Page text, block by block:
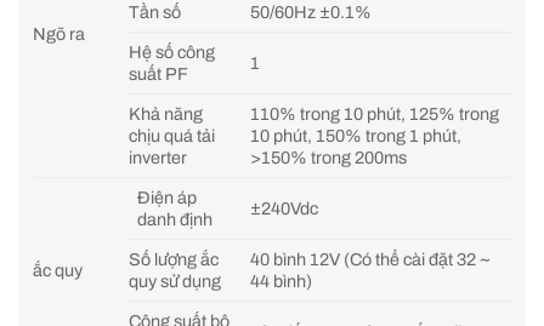
Ngõ ra
Tần số 50/60Hz ±0.1%
Hệ số công
suất PF
1
Khả năng
chịu quá tải
inverter
110% trong 10 phút, 125% trong
10 phút, 150% trong 1 phút,
>150% trong 200ms
ắc quy
Điện áp
danh định
±240Vdc
Số lượng ắc
quy sử dụng
40 bình 12V (Có thể cài đặt 32 ~
44 bình)
Công suất bộ